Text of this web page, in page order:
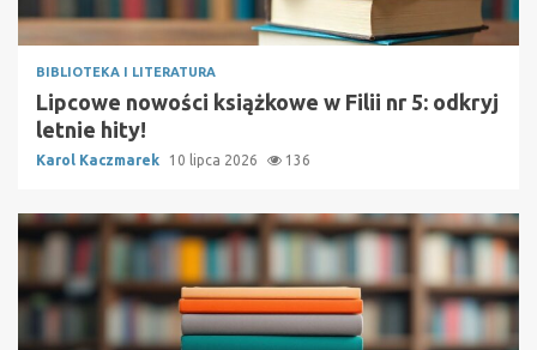
BIBLIOTEKA I LITERATURA
Lipcowe nowości książkowe w Filii nr 5: odkryj
letnie hity!
Karol Kaczmarek 10 lipca 2026 136